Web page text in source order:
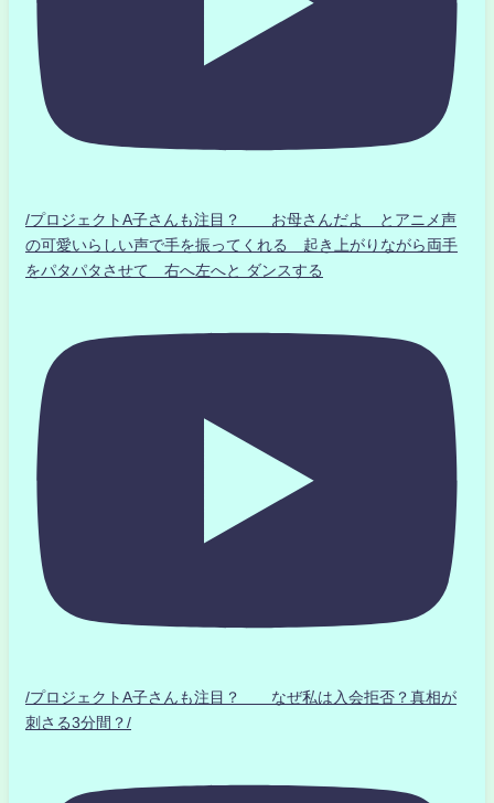
/プロジェクトA子さんも注目？ お母さんだよ とアニメ声
の可愛いらしい声で手を振ってくれる 起き上がりながら両手
をパタパタさせて 右へ左へと ダンスする
/プロジェクトA子さんも注目？ なぜ私は入会拒否？真相が
刺さる3分間？/